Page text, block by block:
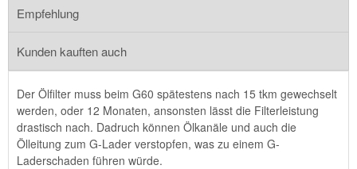
Empfehlung
Kunden kauften auch
Der Ölfilter muss beim G60 spätestens nach 15 tkm gewechselt
werden, oder 12 Monaten, ansonsten lässt die Filterleistung
drastisch nach. Dadruch können Ölkanäle und auch die
Ölleitung zum G-Lader verstopfen, was zu einem G-
Laderschaden führen würde.